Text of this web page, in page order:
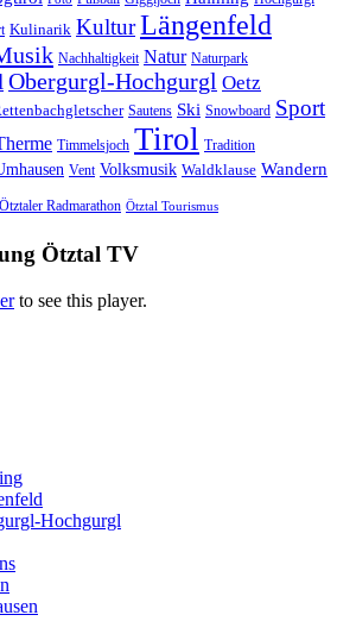
Kulinarik KulturLängenfeld
Nachhaltigkeit Natur Naturpark
Obergurgl-Hochgurgl Oetz
Sautens Ski Snowboard Sport
Timmelsjoch Tirol Tradition
Vent Volksmusik Waldklause Wandern
Ötztaler Radmarathon Ötztal Tourismus
Ötztal TV
to see this player.
Hochgurgl